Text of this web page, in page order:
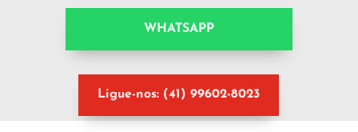
WHATSAPP
Ligue-nos: (41) 99602-8023